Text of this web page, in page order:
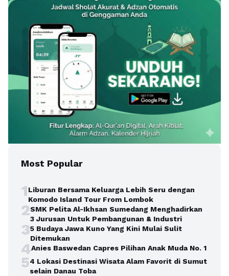
Most Popular
1Liburan Bersama Keluarga Lebih Seru dengan
Komodo Island Tour From Lombok
2SMK Pelita Al-Ikhsan Sumedang Menghadirkan
3 Jurusan Untuk Pembangunan & Industri
35 Budaya Jawa Kuno Yang Kini Mulai Sulit
Ditemukan
4Anies Baswedan Capres Pilihan Anak Muda No. 1
54 Lokasi Destinasi Wisata Alam Favorit di Sumut
selain Danau Toba